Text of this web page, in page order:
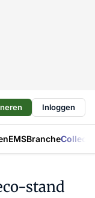
Inloggen
EMSBranche
stand